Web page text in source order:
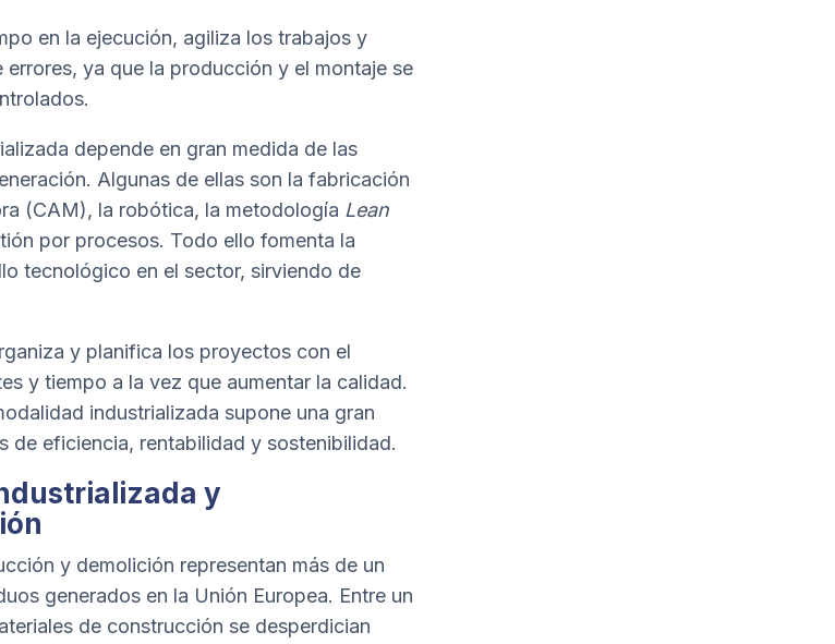
en la ejecución, agiliza los trabajos y
ya que la producción y el montaje se
depende en gran medida de las
Algunas de ellas son la fabricación
(CAM), la robótica, la metodología Lean
por procesos. Todo ello fomenta la
tecnológico en el sector, sirviendo de
y planifica los proyectos con el
y tiempo a la vez que aumentar la calidad.
industrializada supone una gran
de eficiencia, rentabilidad y sostenibilidad.
y
y demolición representan más de un
generados en la Unión Europea. Entre un
de construcción se desperdician